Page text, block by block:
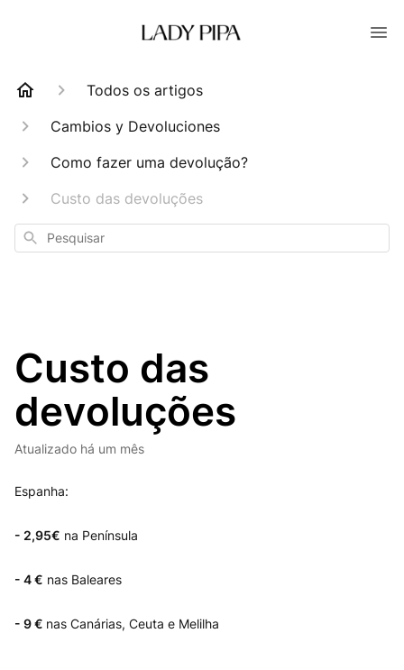
Todos os artigos
Cambios y Devoluciones
Como fazer uma devolução?
Custo das devoluções
Pesquisar
Custo das
devoluções
Atualizado há um mês
Espanha:
- 2,95€ na Península
- 4 € nas Baleares
- 9 € nas Canárias, Ceuta e Melilha